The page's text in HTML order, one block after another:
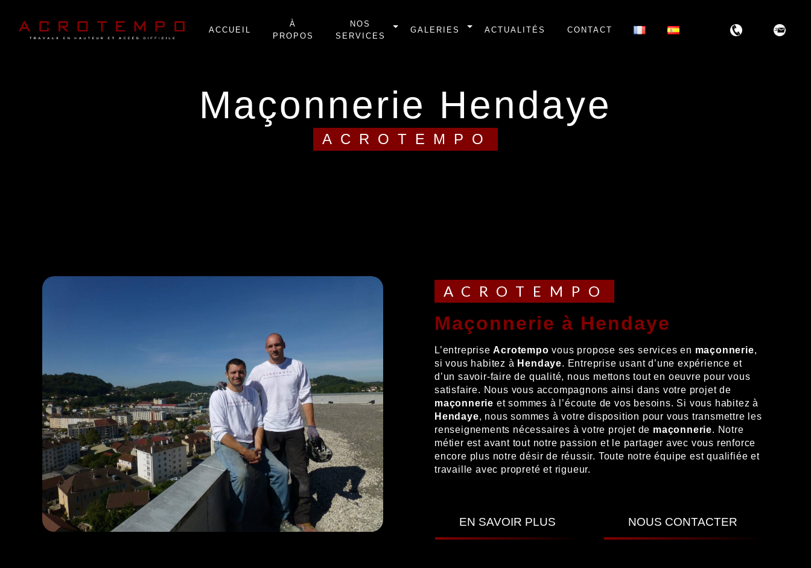
ACCUEIL
À
PROPOS
NOS
SERVICES
GALERIES ACTUALITÉS CONTACT
maçonnerie Hendaye
ACROTEMPO
ACROTEMPO
maçonnerie à Hendaye
L’entrepriseAcrotempo vous propose ses services en maçonnerie,
si vous habitez à Hendaye. Entreprise usant d’une expérience et
d’un savoir-faire de qualité, nous mettons tout en oeuvre pour vous
satisfaire. Nous vous accompagnons ainsi dans votre projet de
maçonnerie et sommes à l’écoute de vos besoins. Si vous habitez à
Hendaye, nous sommes à votre disposition pour vous transmettre les
renseignements nécessaires à votre projet de maçonnerie. Notre
métier est avant tout notre passion et le partager avec vous renforce
encore plus notre désir de réussir. Toute notre équipe est qualifiée et
travaille avec propreté et rigueur.
EN SAVOIR PLUS NOUS CONTACTER